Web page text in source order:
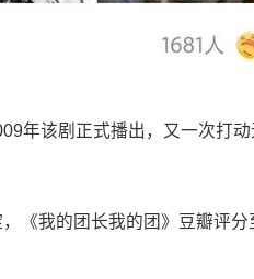
年该剧正式播出，又一次打
《我的团长我的团》豆瓣评